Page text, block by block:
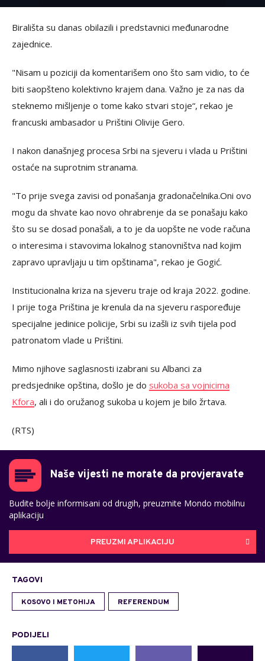
Birališta su danas obilazili i predstavnici međunarodne
zajednice.
"Nisam u poziciji da komentarišem ono što sam vidio, to će
biti saopšteno kolektivno krajem dana. Važno je za nas da
steknemo mišljenje o tome kako stvari stoje“, rekao je
francuski ambasador u Prištini Olivije Gero.
I nakon današnjeg procesa Srbi na sjeveru i vlada u Prištini
ostaće na suprotnim stranama.
"To prije svega zavisi od ponašanja gradonačelnika.Oni ovo
mogu da shvate kao novo ohrabrenje da se ponašaju kako
što su se dosad ponašali, a to je da uopšte ne vode računa
o interesima i stavovima lokalnog stanovništva nad kojim
zapravo upravljaju u tim opštinama", rekao je Gogić.
Institucionalna kriza na sjeveru traje od kraja 2022. godine.
I prije toga Priština je krenula da na sjeveru raspoređuje
specijalne jedinice policije, Srbi su izašli iz svih tijela pod
patronatom vlade u Prištini.
Mimo njihove saglasnosti izabrani su Albanci za
predsjednike opština, došlo je do sukoba sa vojnicima
Kfora, ali i do oružanog sukoba u kojem je bilo žrtava.
(RTS)
Naše vijesti ne morate da provjeravate
Budite bolje informisani od drugih, preuzmite Mondo mobilnu
aplikaciju
PREUZMI APLIKACIJU
TAGOVI
KOSOVO I METOHIJA REFERENDUM
PODIJELI